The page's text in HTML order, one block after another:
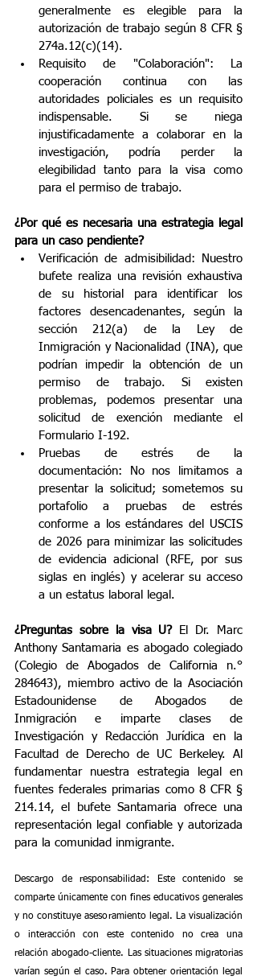
generalmente es elegible para la
autorización de trabajo según 8 CFR §
274a.12(c)(14).
Requisito de "Colaboración": La
cooperación continua con las
autoridades policiales es un requisito
indispensable. Si se niega
injustificadamente a colaborar en la
investigación, podría perder la
elegibilidad tanto para la visa como
para el permiso de trabajo.
¿Por qué es necesaria una estrategia legal
para un caso pendiente?
Verificación de admisibilidad: Nuestro
bufete realiza una revisión exhaustiva
de su historial para identificar los
factores desencadenantes, según la
sección 212(a) de la Ley de
Inmigración y Nacionalidad (INA), que
podrían impedir la obtención de un
permiso de trabajo. Si existen
problemas, podemos presentar una
solicitud de exención mediante el
Formulario I-192.
Pruebas de estrés de la
documentación: No nos limitamos a
presentar la solicitud; sometemos su
portafolio a pruebas de estrés
conforme a los estándares del USCIS
de 2026 para minimizar las solicitudes
de evidencia adicional (RFE, por sus
siglas en inglés) y acelerar su acceso
a un estatus laboral legal.
¿Preguntas sobre la visa U? El Dr. Marc
Anthony Santamaria es abogado colegiado
(Colegio de Abogados de California n.°
284643), miembro activo de la Asociación
Estadounidense de Abogados de
Inmigración e imparte clases de
Investigación y Redacción Jurídica en la
Facultad de Derecho de UC Berkeley. Al
fundamentar nuestra estrategia legal en
fuentes federales primarias como 8 CFR §
214.14, el bufete Santamaria ofrece una
representación legal confiable y autorizada
para la comunidad inmigrante.
Descargo de responsabilidad: Este contenido se
comparte únicamente con fines educativos generales
y no constituye asesoramiento legal. La visualización
o interacción con este contenido no crea una
relación abogado-cliente. Las situaciones migratorias
varían según el caso. Para obtener orientación legal